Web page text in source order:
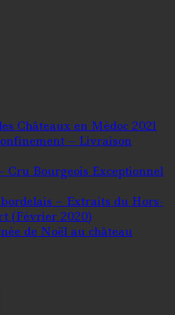
Châteaux en Médoc 2021
– Livraison
Cru Bourgeois Exceptionnel
– Extraits du Hors-
(Février 2020)
de Noël au château